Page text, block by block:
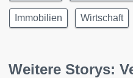
Immobilien Wirtschaft
Weitere Storys: